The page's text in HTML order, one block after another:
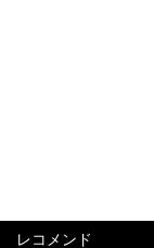
レコメンド